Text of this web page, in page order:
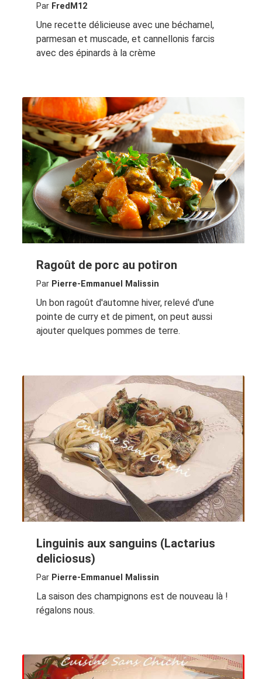
Par FredM12
Une recette délicieuse avec une béchamel,
parmesan et muscade, et cannellonis farcis
avec des épinards à la crème
Ragoût de porc au potiron
Par Pierre-Emmanuel Malissin
Un bon ragoût d'automne hiver, relevé d'une
pointe de curry et de piment, on peut aussi
ajouter quelques pommes de terre.
Linguinis aux sanguins (Lactarius
deliciosus)
Par Pierre-Emmanuel Malissin
La saison des champignons est de nouveau là !
régalons nous.